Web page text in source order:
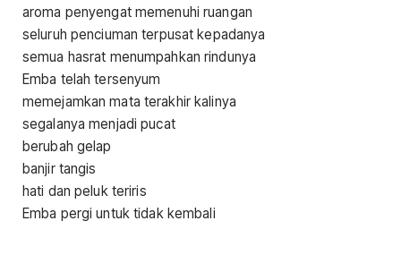
aroma penyengat memenuhi ruangan
seluruh penciuman terpusat kepadanya
semua hasrat menumpahkan rindunya
Emba telah tersenyum
memejamkan mata terakhir kalinya
segalanya menjadi pucat
berubah gelap
banjir tangis
hati dan peluk teriris
Emba pergi untuk tidak kembali